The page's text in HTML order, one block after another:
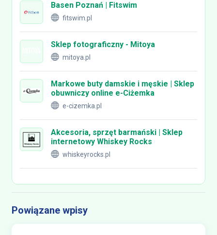
Basen Poznań | Fitswim
fitswim.pl
Sklep fotograficzny - Mitoya
mitoya.pl
Markowe buty damskie i męskie | Sklep
obuwniczy online e-Ciżemka
e-cizemka.pl
Akcesoria, sprzęt barmański | Sklep
internetowy Whiskey Rocks
whiskeyrocks.pl
Powiązane wpisy